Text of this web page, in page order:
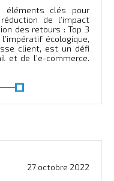
éléments clés pour
de l’impact
des retours : Top 3
écologique,
client, est un défi
et de l’e-commerce.
27 octobre 2022